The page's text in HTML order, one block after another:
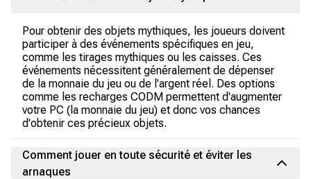
Pour obtenir des objets mythiques, les joueurs doivent
participer à des événements spécifiques en jeu,
comme les tirages mythiques ou les caisses. Ces
événements nécessitent généralement de dépenser
de la monnaie du jeu ou de l'argent réel. Des options
comme les recharges CODM permettent d'augmenter
votre PC (la monnaie du jeu) et donc vos chances
d'obtenir ces précieux objets.
Comment jouer en toute sécurité et éviter les
arnaques